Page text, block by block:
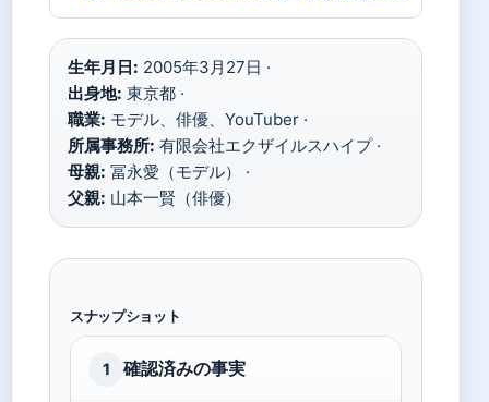
生年月日: 2005年3月27日 ·
出身地: 東京都 ·
職業: モデル、俳優、YouTuber ·
所属事務所: 有限会社エクザイルスハイプ ·
母親: 冨永愛（モデル） ·
父親: 山本一賢（俳優）
スナップショット
1 確認済みの事実